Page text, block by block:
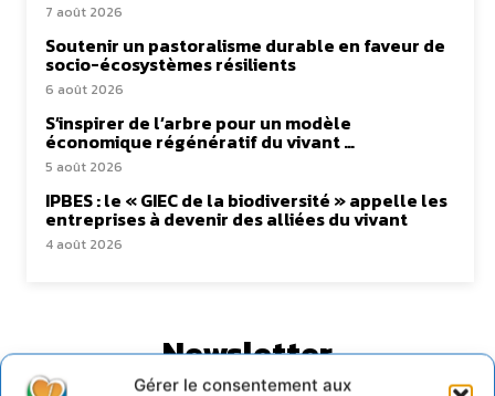
Gérer le consentement aux
7 août 2026
Soutenir un pastoralisme durable en faveur de
socio-écosystèmes résilients
6 août 2026
S’inspirer de l’arbre pour un modèle
économique régénératif du vivant …
5 août 2026
IPBES : le « GIEC de la biodiversité » appelle les
entreprises à devenir des alliées du vivant
4 août 2026
Newsletter